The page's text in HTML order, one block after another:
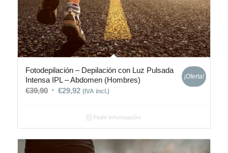
Fotodepilación – Depilación con Luz Pulsada
Intensa IPL – Abdomen (Hombres)
€39,90 €29,92 (IVA incl.)
¡Oferta!
Pedir información